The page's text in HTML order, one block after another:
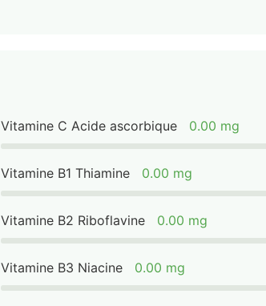
Vitamine C Acide ascorbique 0.00 mg
Vitamine B1 Thiamine 0.00 mg
Vitamine B2 Riboflavine 0.00 mg
Vitamine B3 Niacine 0.00 mg